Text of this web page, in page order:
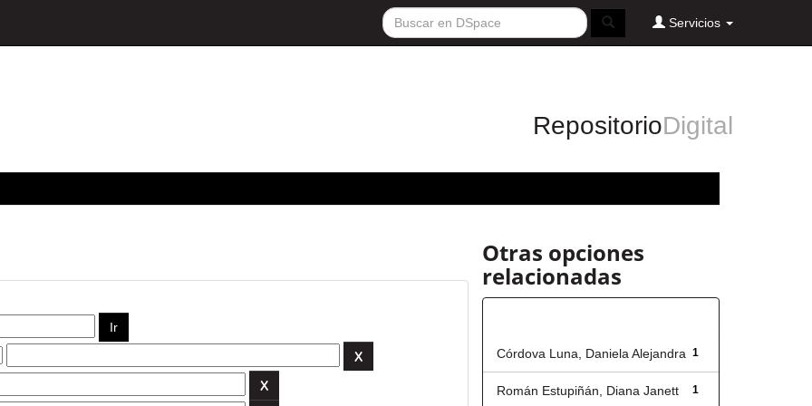
Servicios
RepositorioDigital
Otras opciones
relacionadas
1
Córdova Luna, Daniela Alejandra
1
Román Estupiñán, Diana Janett